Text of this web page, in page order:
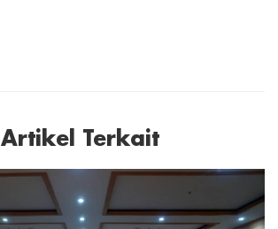
Artikel Terkait